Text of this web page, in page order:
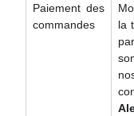
Paiement des
commandes
la